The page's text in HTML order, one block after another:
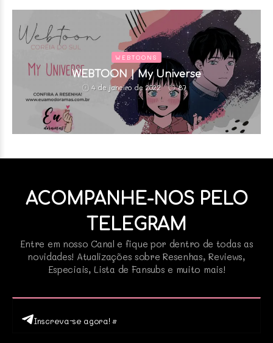
WEBTOONS
WEBTOON | My Universe
4 de janeiro de 2022 87
ACOMPANHE-NOS PELO
TELEGRAM
Entre em nosso Canal e fique por dentro de todas as
novidades! Atualizações sobre Resenhas, Reviews,
Especiais, Lista de Fansubs e muito mais!
Inscreva-se agora! •